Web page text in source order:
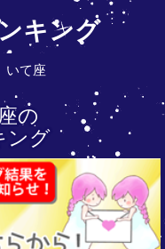
キング
いて座
の
ング